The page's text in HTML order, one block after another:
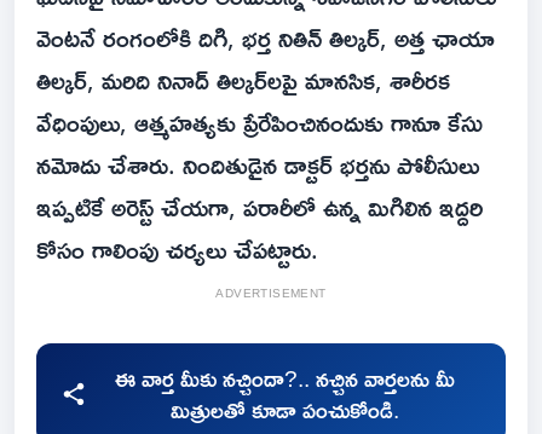
వెంటనే రంగంలోకి దిగి, భర్త నితిన్ తిల్కర్, అత్త ఛాయా
తిల్కర్, మరిది నినాద్ తిల్కర్‌లపై మానసిక, శారీరక
వేధింపులు, ఆత్మహత్యకు ప్రేరేపించినందుకు గానూ కేసు
నమోదు చేశారు. నిందితుడైన డాక్టర్ భర్తను పోలీసులు
ఇప్పటికే అరెస్ట్ చేయగా, పరారీలో ఉన్న మిగిలిన ఇద్దరి
కోసం గాలింపు చర్యలు చేపట్టారు.
ADVERTISEMENT
ఈ వార్త మీకు నచ్చిందా?.. నచ్చిన వార్తలను మీ
మిత్రులతో కూడా పంచుకోండి.